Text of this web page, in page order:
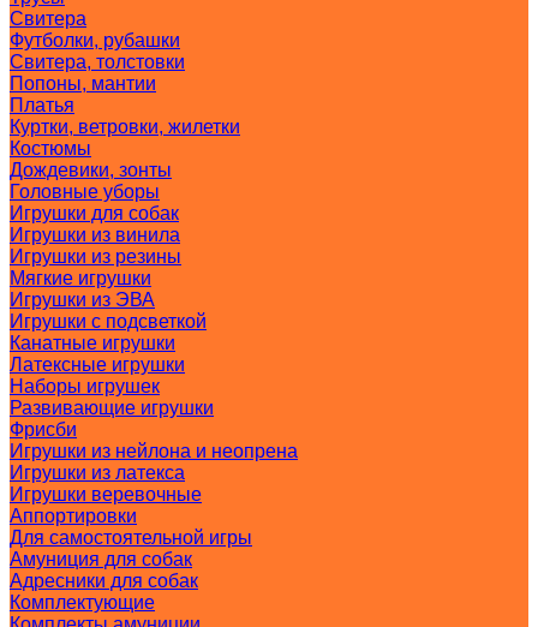
Свитера
Футболки, рубашки
Свитера, толстовки
Попоны, мантии
Платья
Куртки, ветровки, жилетки
Костюмы
Дождевики, зонты
Головные уборы
Игрушки для собак
Игрушки из винила
Игрушки из резины
Мягкие игрушки
Игрушки из ЭВА
Игрушки с подсветкой
Канатные игрушки
Латексные игрушки
Наборы игрушек
Развивающие игрушки
Фрисби
Игрушки из нейлона и неопрена
Игрушки из латекса
Игрушки веревочные
Аппортировки
Для самостоятельной игры
Амуниция для собак
Адресники для собак
Комплектующие